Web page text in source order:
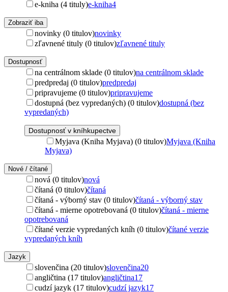
e-kniha (4 tituly)e-kniha4
Zobraziť iba
novinky (0 titulov)novinky
zľavnené tituly (0 titulov)zľavnené tituly
Dostupnosť
na centrálnom sklade (0 titulov)na centrálnom sklade
predpredaj (0 titulov)predpredaj
pripravujeme (0 titulov)pripravujeme
dostupná (bez vypredaných) (0 titulov)dostupná (bez
vypredaných)
Dostupnosť v kníhkupectve
Myjava (Kniha Myjava) (0 titulov)Myjava (Kniha
Myjava)
Nové / čítané
nová (0 titulov)nová
čítaná (0 titulov)čítaná
čítaná - výborný stav (0 titulov)čítaná - výborný stav
čítaná - mierne opotrebovaná (0 titulov)čítaná - mierne
opotrebovaná
čítané verzie vypredaných kníh (0 titulov)čítané verzie
vypredaných kníh
Jazyk
slovenčina (20 titulov)slovenčina20
angličtina (17 titulov)angličtina17
cudzí jazyk (17 titulov)cudzí jazyk17